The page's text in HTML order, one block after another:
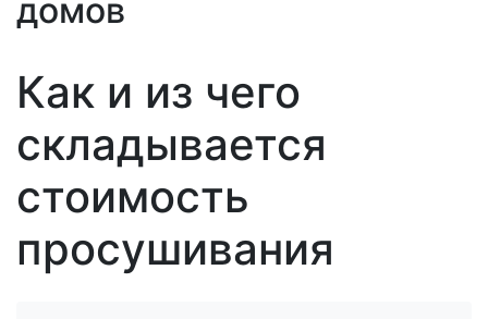
домов
Как и из чего
складывается
стоимость
просушивания